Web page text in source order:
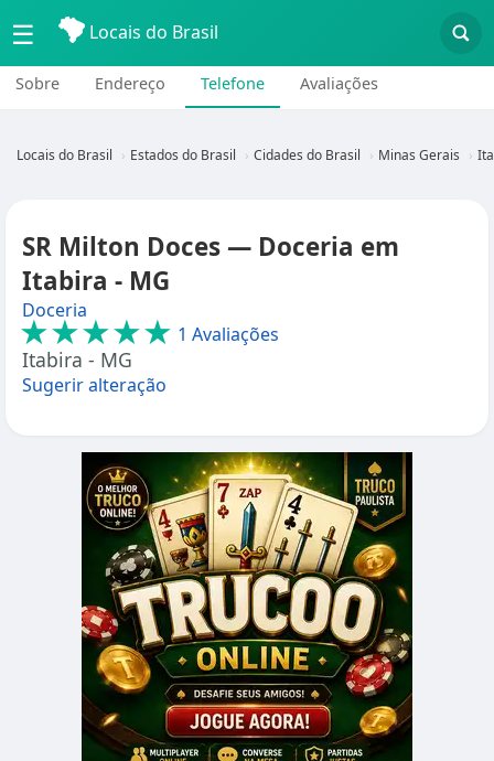
☰ Locais do Brasil
Sobre Endereço Telefone Avaliações
Locais do Brasil Estados do Brasil Cidades do Brasil Minas Gerais
SR Milton Doces — Doceria em
Itabira - MG
Doceria
★★★★★ 1 Avaliações
Itabira - MG
Sugerir alteração